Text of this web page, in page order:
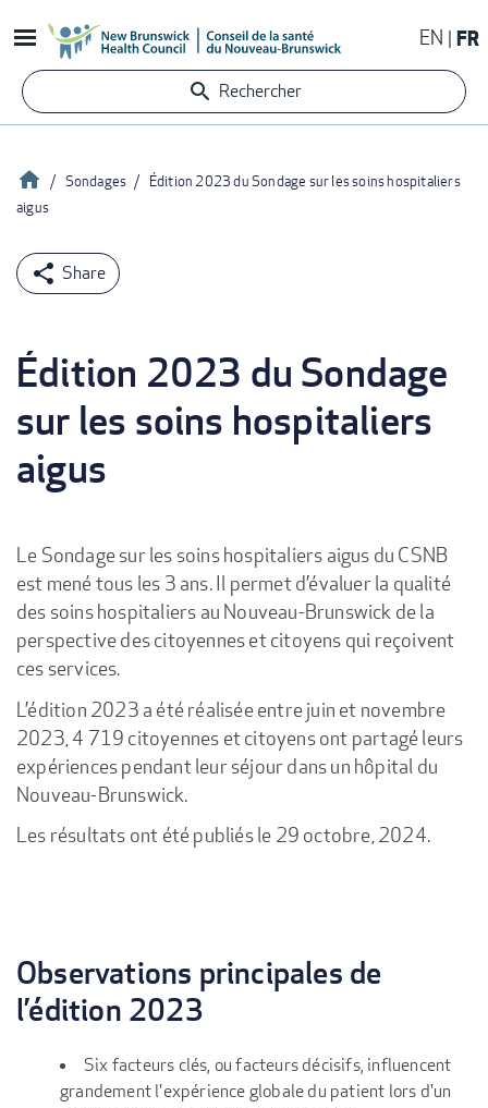
au
contenu
principal
EN FR
Rechercher
Fil
d'Ariane
Accueil
Sondages
Édition 2023 du Sondage sur les soins hospitaliers
aigus
Édition 2023 du Sondage
sur les soins hospitaliers
aigus
Le Sondage sur les soins hospitaliers aigus du CSNB
est mené tous les 3 ans. Il permet d’évaluer la qualité
des soins hospitaliers au Nouveau-Brunswick de la
perspective des citoyennes et citoyens qui reçoivent
ces services.
L’édition 2023 a été réalisée entre juin et novembre
2023, 4 719 citoyennes et citoyens ont partagé leurs
expériences pendant leur séjour dans un hôpital du
Nouveau-Brunswick.
Les résultats ont été publiés le 29 octobre, 2024.
Observations principales de
l’édition 2023
Six facteurs clés, ou facteurs décisifs, influencent
grandement l'expérience globale du patient lors d'un